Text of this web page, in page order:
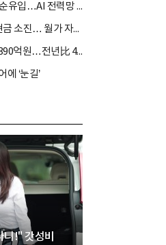
美 지속가능 펀드 14분기 만에 순유입…AI 전력망 ETF가 견인
자유현금흐름 쏠림에 빅테크 현금 소진… 월가 자금 순환매 확산
금호석유화학, 2분기 영업익 3390억원…전년比 419.9%↑
‘눈길’
!" 갓성비